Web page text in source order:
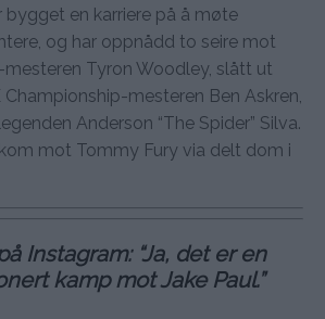
bygget en karriere på å møte
og har oppnådd to seire mot
mesteren Tyron Woodley, slått ut
mesteren Ben Askren,
Anderson “The Spider” Silva.
mot Tommy Fury via delt dom i
Instagram: “Ja, det er en
kamp mot Jake Paul.”